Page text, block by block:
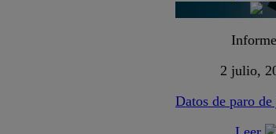
2 julio,
Datos de paro